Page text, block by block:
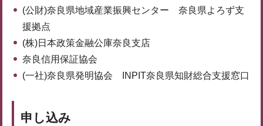
(公財)奈良県地域産業振興センター 奈良県よろず支
援拠点
(株)日本政策金融公庫奈良支店
奈良信用保証協会
(一社)奈良県発明協会 INPIT奈良県知財総合支援窓口
申し込み